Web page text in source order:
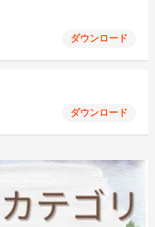
ダウンロード
ダウンロード